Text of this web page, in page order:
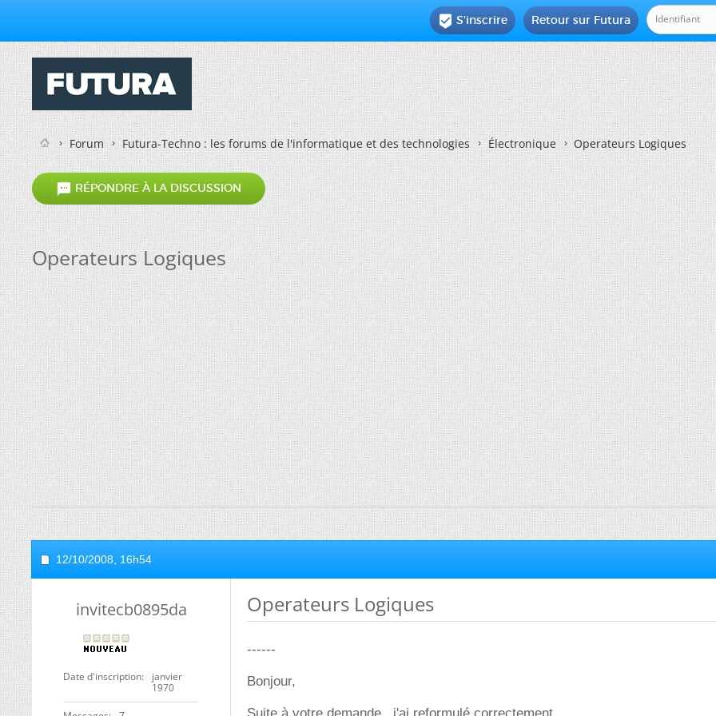
Retour sur Futura
 S'inscrire
Forum Futura-Techno : les forums de l'informatique et des technologies Électronique Operateurs Logiques
 RÉPONDRE À LA DISCUSSION
Operateurs Logiques
12/10/2008, 16h54
invitecb0895da
Date d'inscription
janvier
1970
Operateurs Logiques
------
Bonjour,